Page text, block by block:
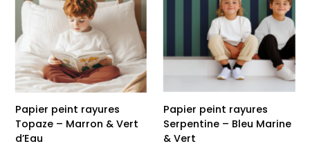
Papier peint rayures
Topaze – Marron & Vert
d’Eau
Papier peint rayures
Serpentine – Bleu Marine
& Vert